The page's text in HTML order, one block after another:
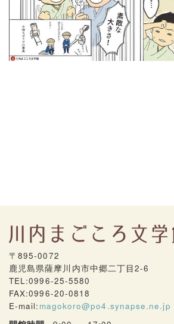
〒895-0072
鹿児島県薩摩川内市中郷二丁目2-6
TEL:0996-25-5580
FAX:0996-20-0818
E-mail: magokoro@po4.synapse.ne.jp